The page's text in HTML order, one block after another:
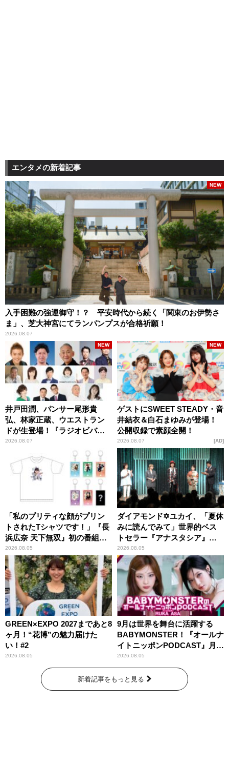
エンタメの新着記事
入手困難の強運御守！？ 平安時代から続く「関東のお伊勢さ
ま」、芝大神宮にてランパンプスが合格祈願！
2026.08.07
NEW
井戸田潤、パンサー尾形貴
弘、林家正蔵、ウエストラン
ドが生登場！『ラジオビバリ
ー昼ズ』
2026.08.07
NEW
ゲストにSWEET STEADY・音
井結衣＆白石まゆみが登場！
公開収録で素顔全開！
2026.08.07
NEW
AD
「私のプリティな顔がプリン
トされたTシャツです！」『長
浜広奈 天下無双』初の番組グ
ッズ発売
2026.08.05
ダイアモンド✡ユカイ、「夏休
みに読んでみて」世界的ベス
トセラー『アナスタシア』を
紹介
2026.08.05
GREEN×EXPO 2027まであと8
ヶ月！“花博”の魅力届けた
い！#2
2026.08.05
9月は世界を舞台に活躍する
BABYMONSTER！『オールナ
イトニッポンPODCAST』月替
わりパーソナリティ
2026.08.05
新着記事をもっと見る